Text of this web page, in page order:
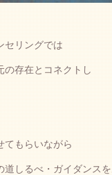
セリングでは
の存在とコネクトし
てもらいながら
道しるべ・ガイダンス